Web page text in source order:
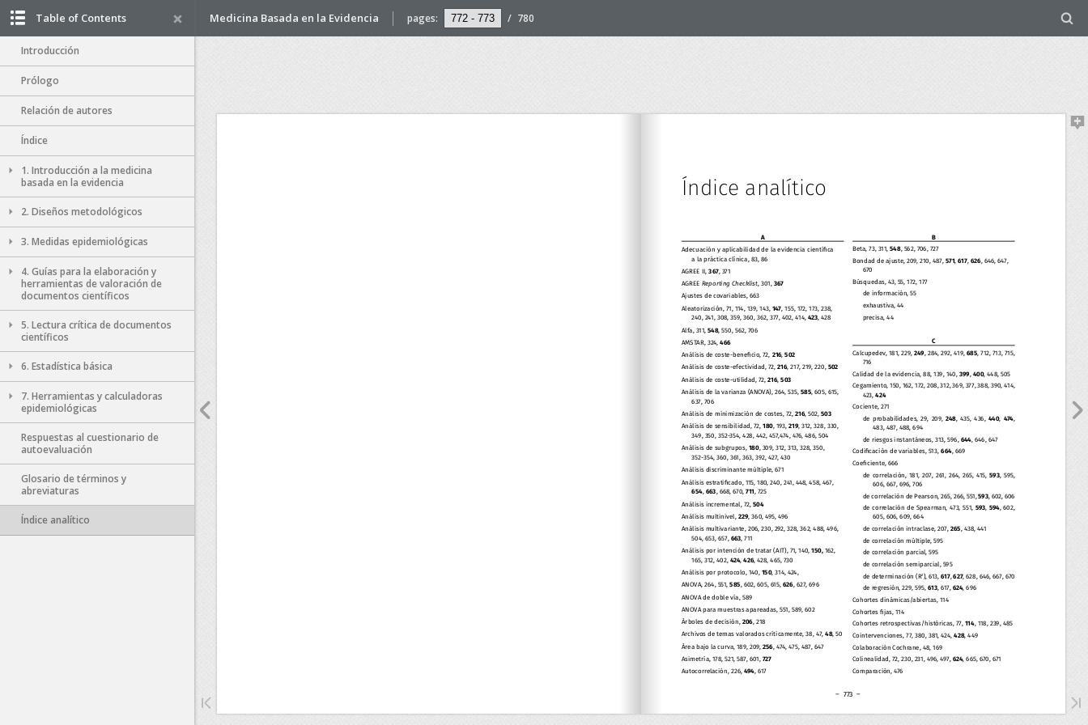
Medicina Basada en la Evidencia pages: / 780
Table of Contents
Introducción
Prólogo
Relación de autores
Índice
1. Introducción a la medicina
basada en la evidencia
2. Diseños metodológicos
3. Medidas epidemiológicas
4. Guías para la elaboración y
herramientas de valoración de
documentos científicos
5. Lectura crítica de documentos
científicos
6. Estadística básica
7. Herramientas y calculadoras
epidemiológicas
Respuestas al cuestionario de
autoevaluación
Glosario de términos y
abreviaturas
Índice analítico